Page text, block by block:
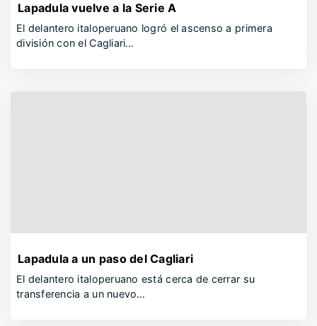
Lapadula vuelve a la Serie A
El delantero italoperuano logró el ascenso a primera
división con el Cagliari…
Lapadula a un paso del Cagliari
El delantero italoperuano está cerca de cerrar su
transferencia a un nuevo…